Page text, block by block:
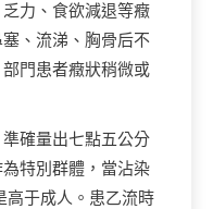
力、食欲減退等癥
、流涕、胸骨后不
門患者癥狀稍微或
確量出七點五公分
特別群體，當沾染
高于成人。患乙流時